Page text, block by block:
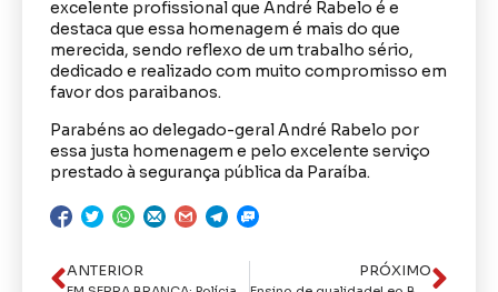
excelente profissional que André Rabelo é e
destaca que essa homenagem é mais do que
merecida, sendo reflexo de um trabalho sério,
dedicado e realizado com muito compromisso em
favor dos paraibanos.
Parabéns ao delegado-geral André Rabelo por
essa justa homenagem e pelo excelente serviço
prestado à segurança pública da Paraíba.
ANTERIOR PRÓXIMO